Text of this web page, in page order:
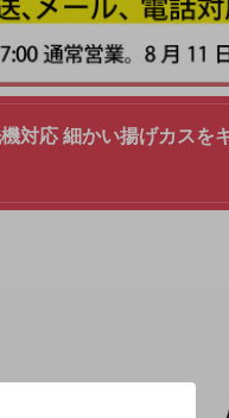
対応 細かい揚げカスを